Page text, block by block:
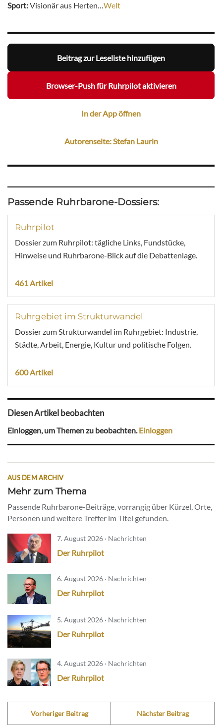
Sport:Visionär aus Herten…Welt
Beitrag zur Leseliste hinzufügen
Browser-Push für Ruhrpilot aktivieren
In der App öffnen
Autorenseite: Stefan Laurin
Passende Ruhrbarone-Dossiers:
Ruhrpilot
Dossier zum Ruhrpilot: tägliche Links, Fundstücke,
Hinweise und Ruhrbarone-Blick auf die Debattenlage.
461 Artikel
Ruhrgebiet im Strukturwandel
Dossier zum Strukturwandel im Ruhrgebiet: Industrie,
Städte, Arbeit, Energie, Kultur und politische Folgen.
600 Artikel
Diesen Artikel beobachten
Einloggen, um Themen zu beobachten.Einloggen
AUS DEM ARCHIV
Mehr zum Thema
Passende Ruhrbarone-Beiträge, vorrangig über Kürzel, Orte,
Personen und weitere Treffer im Titel gefunden.
7. August 2026 · Nachrichten
Der Ruhrpilot
6. August 2026 · Nachrichten
Der Ruhrpilot
5. August 2026 · Nachrichten
Der Ruhrpilot
4. August 2026 · Nachrichten
Der Ruhrpilot
Vorheriger Beitrag Nächster Beitrag